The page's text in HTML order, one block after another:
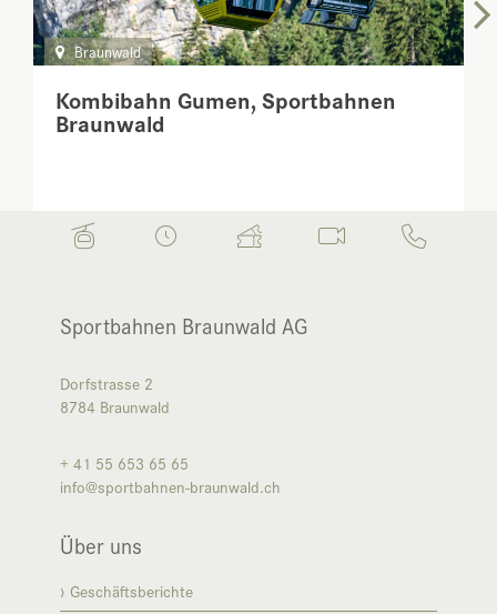
Kombibahn Gumen, Sportbahnen
Braunwald
Braunwald
Sportbahnen Braunwald AG
Dorfstrasse 2
8784 Braunwald
+ 41 55 653 65 65
info@sportbahnen-braunwald.ch
Über uns
Geschäftsberichte